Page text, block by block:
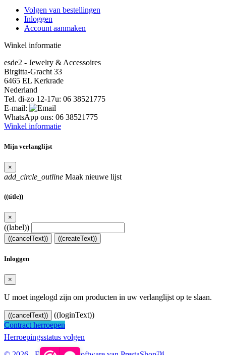
Volgen van bestellingen
Inloggen
Account aanmaken
Winkel informatie
esde2 - Jewelry & Accessoires
Birgitta-Gracht 33
6465 EL Kerkrade
Nederland
Tel. di-zo 12-17u: 06 38521775
E-mail:
WhatsApp ons: 06 38521775
Winkel informatie
Mijn verlanglijst
×
add_circle_outline Maak nieuwe lijst
((title))
×
((label))
((cancelText)) ((createText))
Inloggen
×
U moet ingelogd zijn om producten in uw verlanglijst op te slaan.
((cancelText))
((loginText))
Contract herroepen
Herroepingsstatus volgen